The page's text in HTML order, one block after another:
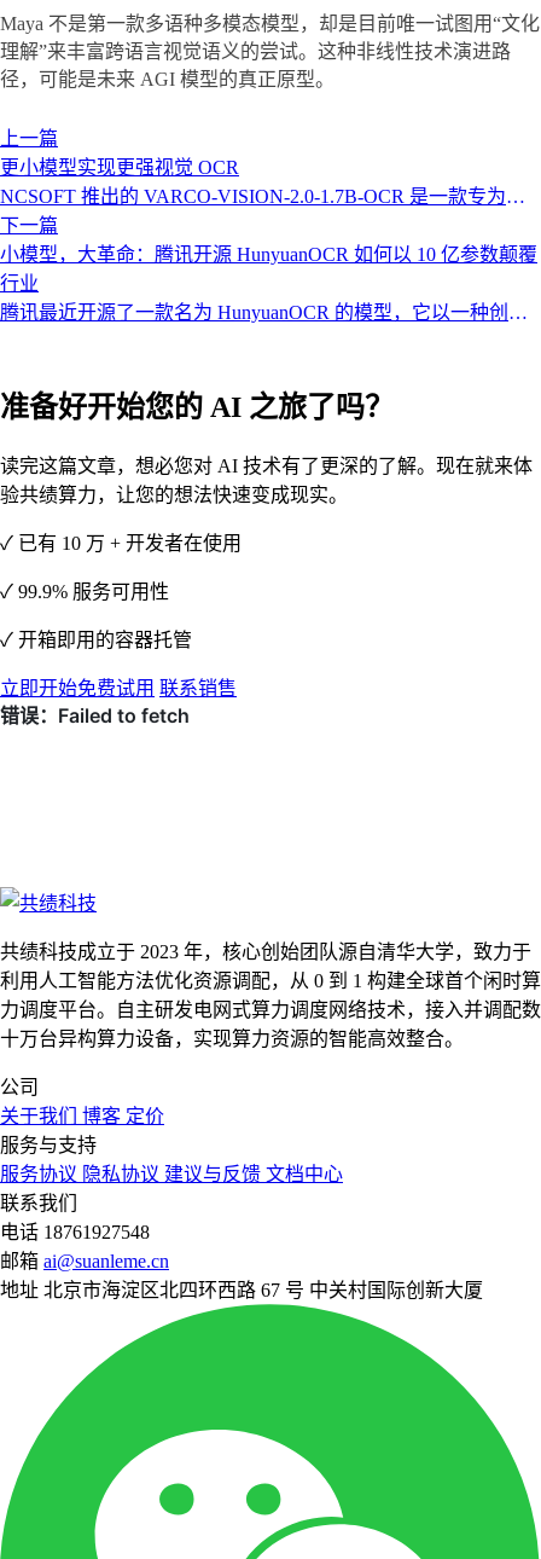
Maya 不是第一款多语种多模态模型，却是目前唯一试图用“文化
理解”来丰富跨语言视觉语义的尝试。这种非线性技术演进路
径，可能是未来 AGI 模型的真正原型。
上一篇
更小模型实现更强视觉 OCR
NCSOFT 推出的 VARCO-VISION-2.0-1.7B-OCR 是一款专为现
实场景打造的轻量级视觉 OCR 模型，通过字符级检测与定位，
实现高精确率的布局感知识别能力，尤其适用于文档抽取与多语
种文本分析任务。
下一篇
小模型，大革命：腾讯开源 HunyuanOCR 如何以 10 亿参数颠覆
行业
腾讯最近开源了一款名为 HunyuanOCR 的模型，它以一种创新
准备好开始您的 AI 之旅了吗？
读完这篇文章，想必您对 AI 技术有了更深的了解。现在就来体
验共绩算力，让您的想法快速变成现实。
✓ 已有 10 万 + 开发者在使用
✓ 99.9% 服务可用性
✓ 开箱即用的容器托管
立即开始免费试用 联系销售
共绩科技成立于 2023 年，核心创始团队源自清华大学，致力于
利用人工智能方法优化资源调配，从 0 到 1 构建全球首个闲时算
力调度平台。自主研发电网式算力调度网络技术，接入并调配数
十万台异构算力设备，实现算力资源的智能高效整合。
公司
关于我们 博客 定价
服务与支持
服务协议 隐私协议 建议与反馈 文档中心
联系我们
电话 18761927548
邮箱 ai@suanleme.cn
地址 北京市海淀区北四环西路 67 号 中关村国际创新大厦